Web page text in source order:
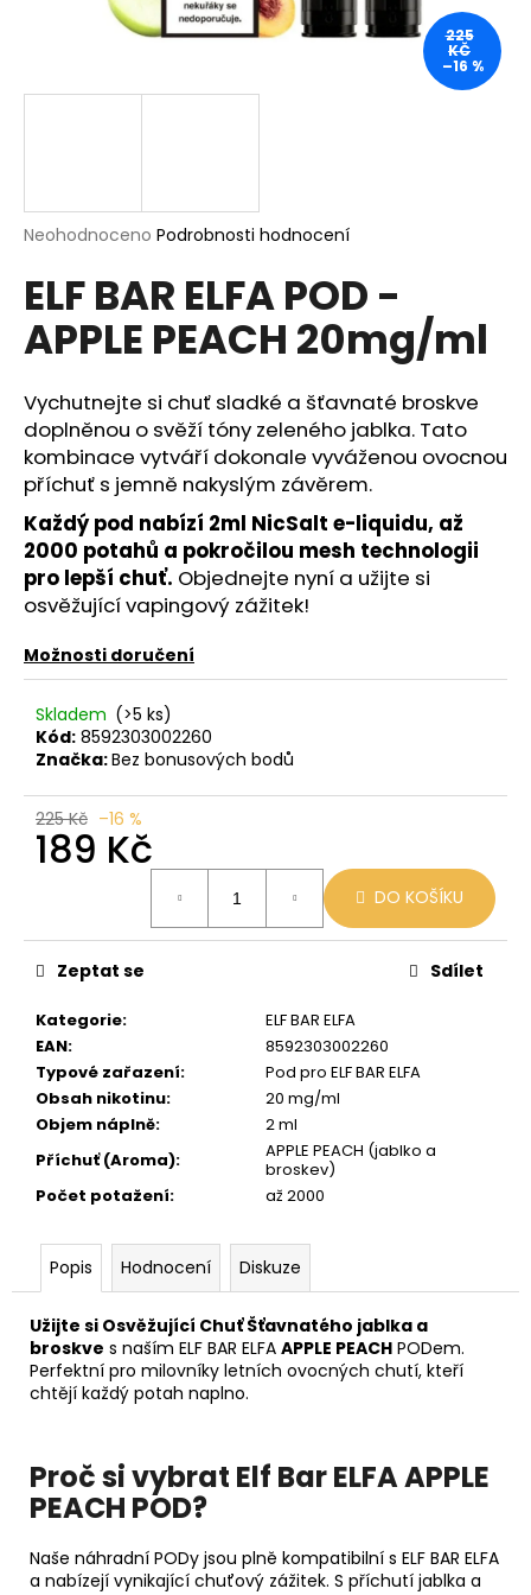
Průměrné
produktu
je
0,0
z
hvězdiček.
Neohodnoceno Podrobnosti hodnocení
ELF BAR ELFA POD -
APPLE PEACH 20mg/ml
Vychutnejte si chuť sladké a šťavnaté broskve
doplněnou o svěží tóny zeleného jablka. Tato
kombinace vytváří dokonale vyváženou ovocnou
příchuť s jemně nakyslým závěrem.
Každý pod nabízí 2ml NicSalt e-liquidu, až
2000 potahů a pokročilou mesh technologii
pro lepší chuť. Objednejte nyní a užijte si
osvěžující vapingový zážitek!
Možnosti doručení
Skladem (>5 ks)
Kód: 8592303002260
Značka:Bez bonusových bodů
225 Kč –16 %
189 Kč
DO KOŠÍKU
Kategorie:
ELF BAR ELFA
EAN:
8592303002260
Typové zařazení:
Pod pro ELF BAR ELFA
Obsah nikotinu:
20 mg/ml
Objem náplně:
2 ml
Příchuť (Aroma):
APPLE PEACH (jablko a
broskev)
Počet potažení: až 2000
Zeptat se Sdílet
225
KČ
–16 %
Popis Hodnocení Diskuze
Užijte si Osvěžující Chuť Šťavnatého jablka a
broskve s naším ELF BAR ELFA APPLE PEACH PODem.
Perfektní pro milovníky letních ovocných chutí, kteří
chtějí každý potah naplno.
Proč si vybrat Elf Bar ELFA APPLE
PEACH POD?
Naše náhradní PODy jsou plně kompatibilní s ELF BAR ELFA
a nabízejí vynikající chuťový zážitek. S příchutí jablka a
í
o
p
o
r
u
č
u
j
e
e
LIO
POD
LIBRE
59
Kč
Původně: